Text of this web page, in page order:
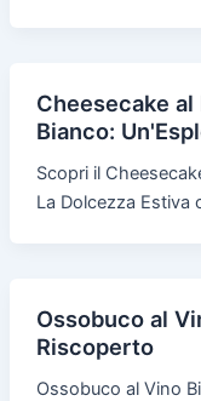
Cheesecake
Bianco:
Scopri il
La Dolcezza Estiva
Ossobuco al
Riscoperto
Ossobuco al Vino